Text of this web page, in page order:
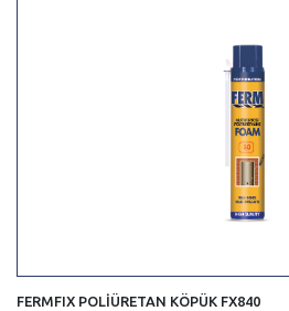
FERMFIX POLİÜRETAN KÖPÜK FX840